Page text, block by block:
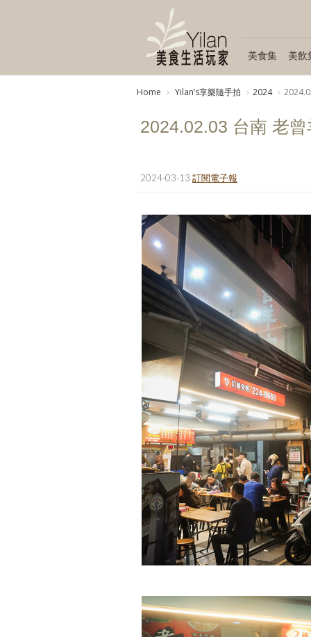
美食集 美飲
Home Yilanʼs享樂隨手拍 2024
2024.02.03 台南 老曾
2024-03-13 訂閱電子報